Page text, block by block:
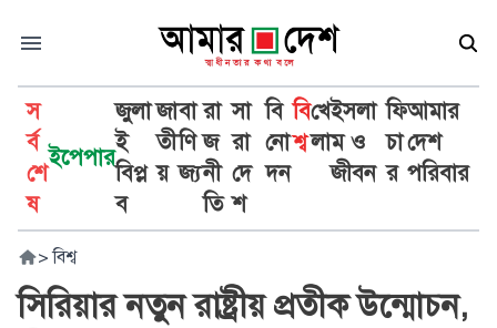
স
র্ব
শে
ষ
ইপেপার
জুলা
ই
বিপ্ল
ব
জা
তী
য়
বা
ণি
জ্য
রা
জ
নী
তি
সা
রা
দে
শ
বি
নো
দন
বি
শ্ব
খে
লা
ইসলা
ম ও
জীবন
ফি
চা
র
আমার
দেশ
পরিবার
> বিশ্ব
সিরিয়ার নতুন রাষ্ট্রীয় প্রতীক উন্মোচন,